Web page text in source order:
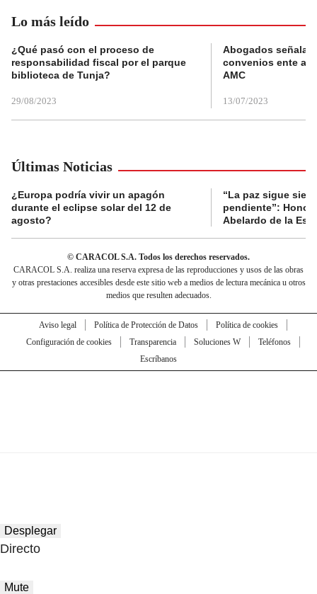
Lo más leído
¿Qué pasó con el proceso de
responsabilidad fiscal por el parque
biblioteca de Tunja?
29/08/2023
Abogados
convenios ente
AMC
13/07/2023
Últimas Noticias
¿Europa podría vivir un apagón
durante el eclipse solar del 12 de
agosto?
“La paz sigue
pendiente”:
Abelardo de la
© CARACOL S.A. Todos los derechos reservados.
CARACOL S.A. realiza una reserva expresa de las reproducciones y usos de las obras
y otras prestaciones accesibles desde este sitio web a medios de lectura mecánica u otros
medios que resulten adecuados.
Aviso legal Política de Protección de Datos
Política de cookies
Configuración de cookies
Transparencia Soluciones W
Teléfonos
Escríbanos
Desplegar
Directo
Mute